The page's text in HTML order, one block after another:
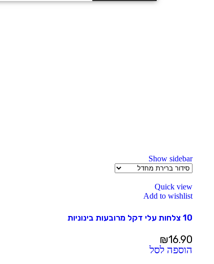
Show sidebar
Quick view
Add to wishlist
10 צלחות עלי דקל מרובעות בינוניות
₪16.90
הוספה לסל